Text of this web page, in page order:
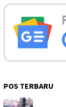
POS TERBARU